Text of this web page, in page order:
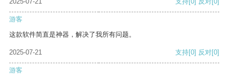
游客
这款软件简直是神器，解决了我所有问题。
2025-07-21 支持[0] 反对[0]
游客